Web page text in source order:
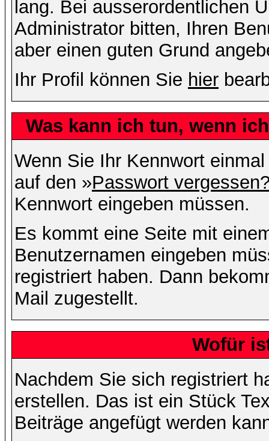
lang. Bei ausserordentlichen
Administrator bitten, Ihren
aber einen guten Grund
Ihr Profil können Sie hier
Was kann ich tun, wenn
Wenn Sie Ihr Kennwort
auf den »Passwort
Kennwort eingeben müssen.
Es kommt eine Seite mit
Benutzernamen eingeben
registriert haben. Dann
Mail zugestellt.
Wofür
Nachdem Sie sich registriert
erstellen. Das ist ein Stück
Beiträge angefügt werden